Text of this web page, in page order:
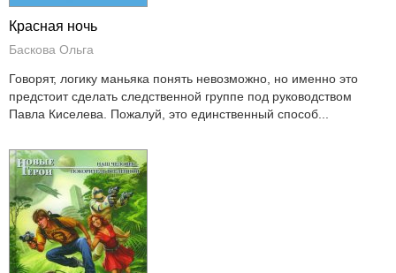
Красная ночь
Баскова Ольга
Говорят, логику маньяка понять невозможно, но именно это
предстоит сделать следственной группе под руководством
Павла Киселева. Пожалуй, это единственный способ...